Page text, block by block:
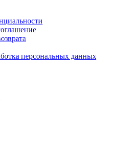
персональных данных